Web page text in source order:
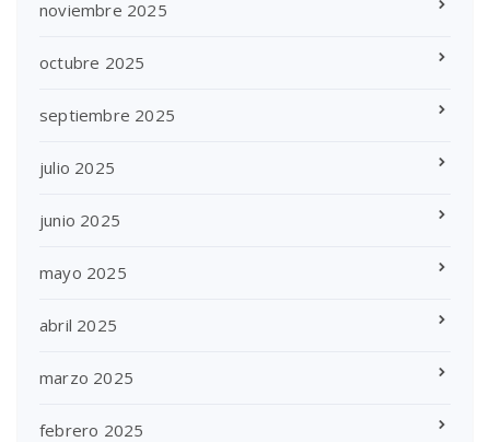
noviembre 2025
octubre 2025
septiembre 2025
julio 2025
junio 2025
mayo 2025
abril 2025
marzo 2025
febrero 2025